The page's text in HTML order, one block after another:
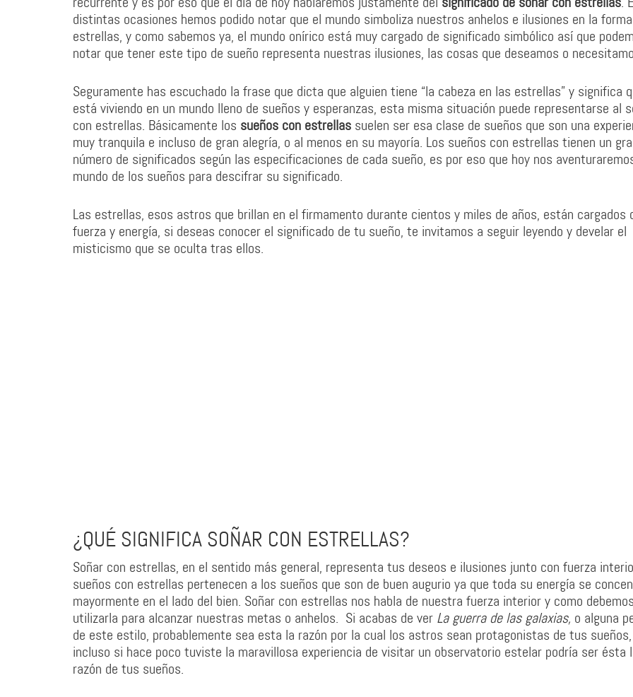
distintas ocasiones hemos podido notar que el mundo simboliza nuestros anhelos e ilusiones en la
estrellas, y como sabemos ya, el mundo onírico está muy cargado de significado simbólico así que
notar que tener este tipo de sueño representa nuestras ilusiones, las cosas que deseamos o
Seguramente has escuchado la frase que dicta que alguien tiene “la cabeza en las estrellas” y significa
está viviendo en un mundo lleno de sueños y esperanzas, esta misma situación puede representarse al
con estrellas. Básicamente los sueños con estrellas suelen ser esa clase de sueños que son una
muy tranquila e incluso de gran alegría, o al menos en su mayoría. Los sueños con estrellas tienen un
número de significados según las especificaciones de cada sueño, es por eso que hoy nos
mundo de los sueños para descifrar su significado.
Las estrellas, esos astros que brillan en el firmamento durante cientos y miles de años, están cargados
fuerza y energía, si deseas conocer el significado de tu sueño, te invitamos a seguir leyendo y develar el
misticismo que se oculta tras ellos.
¿QUÉ SIGNIFICA SOÑAR CON ESTRELLAS?
Soñar con estrellas, en el sentido más general, representa tus deseos e ilusiones junto con fuerza
sueños con estrellas pertenecen a los sueños que son de buen augurio ya que toda su energía se
mayormente en el lado del bien. Soñar con estrellas nos habla de nuestra fuerza interior y como
utilizarla para alcanzar nuestras metas o anhelos. Si acabas de ver La guerra de las galaxias, o alguna
de este estilo, probablemente sea esta la razón por la cual los astros sean protagonistas de tus sueños,
incluso si hace poco tuviste la maravillosa experiencia de visitar un observatorio estelar podría ser ésta
razón de tus sueños.